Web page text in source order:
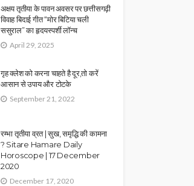
अक्षय तृतीया के पावन अवसर पर छत्तीसगढ़ी
विवाह बिदाई गीत “मोर बिटिया चली
ससुराल” का हृदयस्पर्शी लॉन्च
April 29, 2025
गृह क्लेश को करना चाहते है दूर,तो करें
आसान से उपाय और टोटके
September 21, 2022
रम्भा तृतीया व्रत | सुख, समृद्धि की कामना
? Sitare Hamare Daily
Horoscope | 17 December
2020
December 17, 2020